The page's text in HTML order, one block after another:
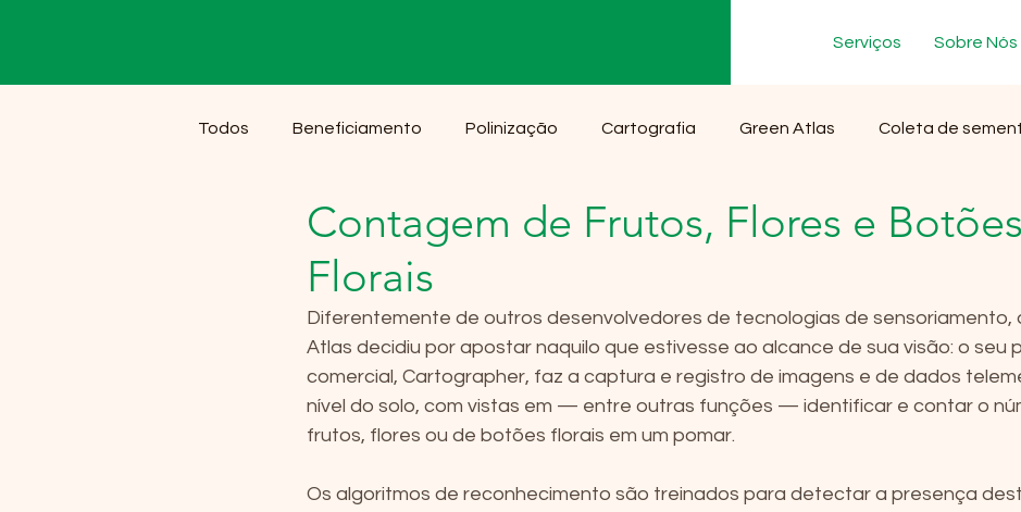
Serviços Sobre Nós
Todos Beneficiamento Polinização Cartografia Green Atlas Coleta de
Contagem de Frutos, Flores e Botões
Florais
Diferentemente de outros desenvolvedores de tecnologias de sensoriamento,
Atlas decidiu por apostar naquilo que estivesse ao alcance de sua visão: o seu
comercial, Cartographer, faz a captura e registro de imagens e de dados
nível do solo, com vistas em — entre outras funções — identificar e contar o
frutos, flores ou de botões florais em um pomar.
Os algoritmos de reconhecimento são treinados para detectar a presença